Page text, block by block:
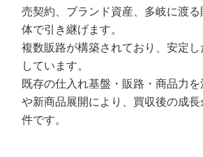
売契約、ブランド資産、多岐に渡
体で引き継げます。
複数販路が構築されており、安定
しています。
既存の仕入れ基盤・販路・商品力
や新商品展開により、買収後の成
件です。